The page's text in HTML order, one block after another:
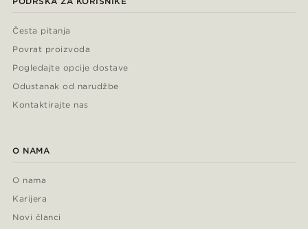
Česta pitanja
Povrat proizvoda
Pogledajte opcije dostave
Odustanak od narudžbe
Kontaktirajte nas
O NAMA
O nama
Karijera
Novi članci